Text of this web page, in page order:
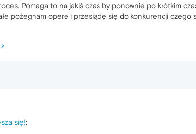
Pomaga to na jakiś czas by ponownie po krótkim
pożegnam opere i przesiądę się do konkurencji czego
się!: